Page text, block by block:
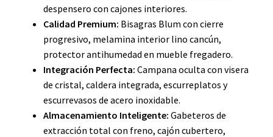
despensero con cajones interiores.
Calidad Premium: Bisagras Blum con cierre
progresivo, melamina interior lino cancún,
protector antihumedad en mueble fregadero.
Integración Perfecta: Campana oculta con visera
de cristal, caldera integrada, escurreplatos y
escurrevasos de acero inoxidable.
Almacenamiento Inteligente: Gabeteros de
extracción total con freno, cajón cubertero,